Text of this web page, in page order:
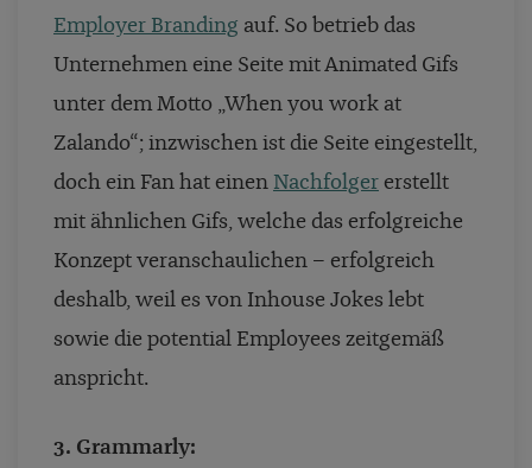
Employer Branding auf. So betrieb das
Unternehmen eine Seite mit Animated Gifs
unter dem Motto „When you work at
Zalando“; inzwischen ist die Seite eingestellt,
doch ein Fan hat einen Nachfolger erstellt
mit ähnlichen Gifs, welche das erfolgreiche
Konzept veranschaulichen – erfolgreich
deshalb, weil es von Inhouse Jokes lebt
sowie die potential Employees zeitgemäß
anspricht.
3. Grammarly: